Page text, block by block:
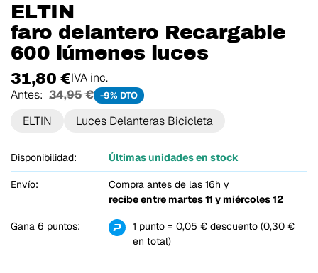
ELTIN
faro delantero Recargable
600 lúmenes luces
31,80 €IVA inc.
Antes: 34,95 € -9% DTO
ELTIN Luces Delanteras Bicicleta
Disponibilidad: Últimas unidades en stock
Envío:
Compra antes de las 16h y
recibe entre martes 11 y miércoles 12
Gana 6 puntos:
1 punto = 0,05 € descuento (0,30 €
en total)